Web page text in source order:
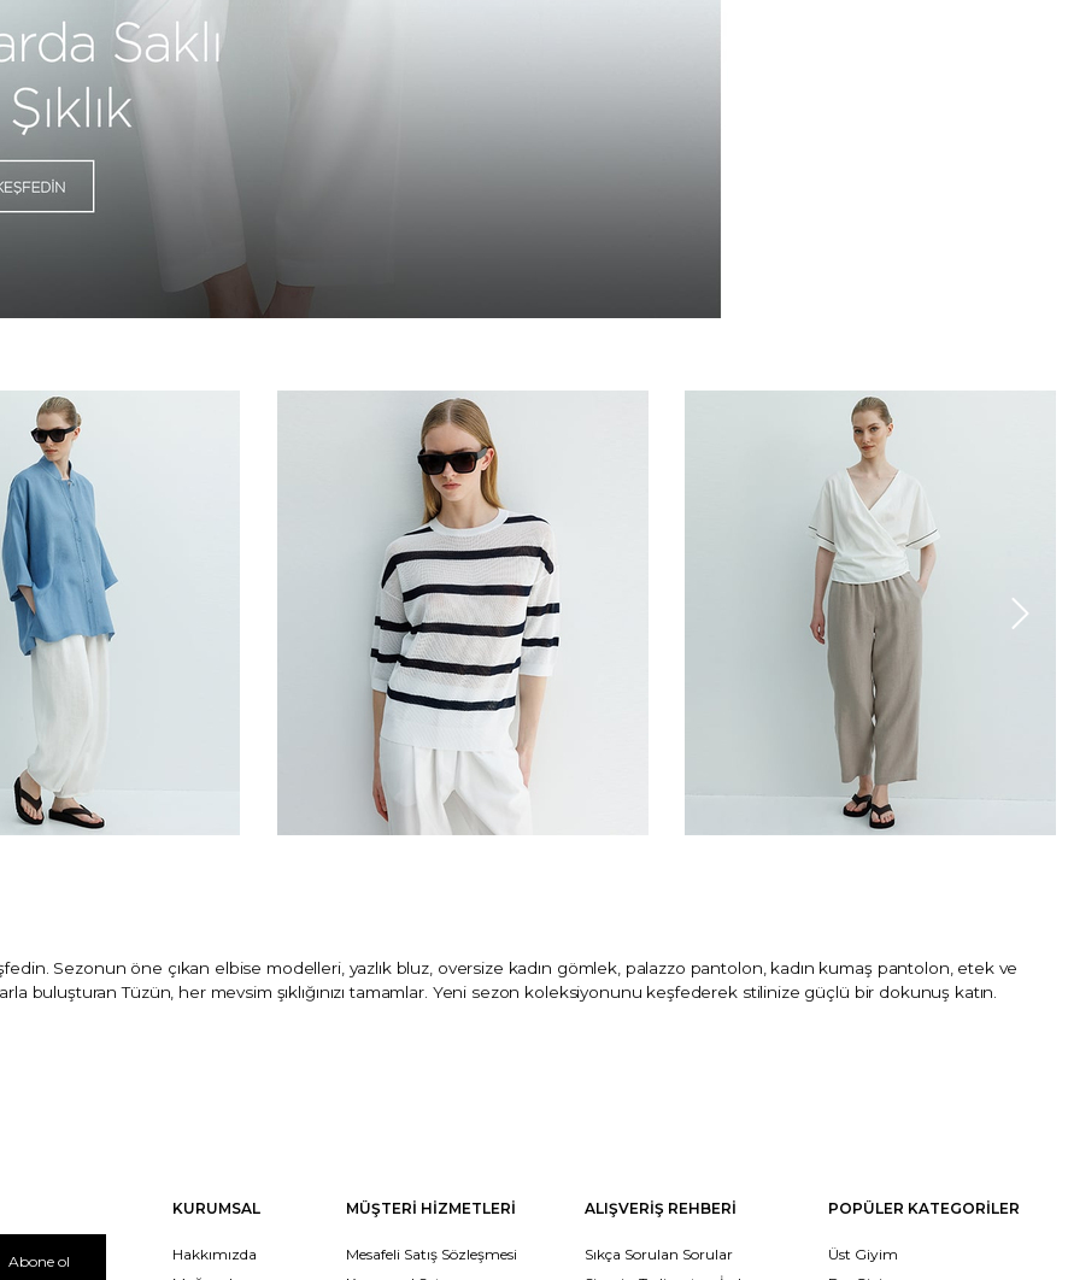
Sezonun öne çıkan elbise modelleri, yazlık bluz, oversize kadın gömlek, palazzo pantolon, kadın kumaş pantolon, etek ve
buluşturan Tüzün, her mevsim şıklığınızı tamamlar. Yeni sezon koleksiyonunu keşfederek stilinize güçlü bir dokunuş katın.
Abone ol
KURUMSAL
Hakkımızda
MÜŞTERİ HİZMETLERİ
Mesafeli Satış Sözleşmesi
ALIŞVERİŞ REHBERİ
Sıkça Sorulan Sorular
POPÜLER KATEGORİLER
Üst Giyim